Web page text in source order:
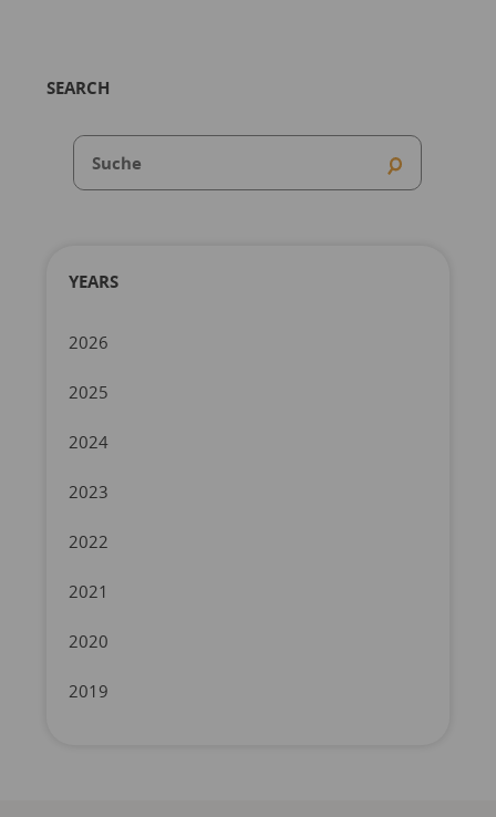
SEARCH
YEARS
2026
2025
2024
2023
2022
2021
2020
2019